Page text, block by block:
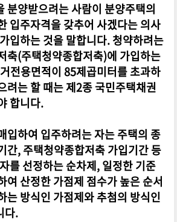
분양받으려는 사람이 분양주택의
입주자격을 갖추어 사겠다는 의사
입하는 것을 말합니다. 청약하려는
축(주택청약종합저축)에 가입하는
전용면적이 85제곱미터를 초과하
려는 할 때는 제2종 국민주택채권
합니다.
입하여 입주하려는 자는 주택의 종
간, 주택청약종합저축 가입기간 등
를 선정하는 순차제, 일정한 기준
여 산정한 가점제 점수가 높은 순서
는 방식인 가점제와 추첨의 방식인
다.